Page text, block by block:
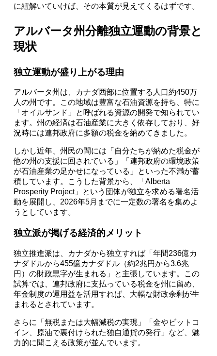
に紐解いていけば、その本質が見えてくるはずです。
アルバータ州分離独立運動の背景と
現状
独立運動が盛り上がる理由
アルバータ州は、カナダ西部に位置する人口約450万
人の州です。この地域は豊富な石油資源を持ち、特に
「オイルサンド」と呼ばれる資源の開発で知られてい
ます。州の経済は石油産業に大きく依存しており、好
況時には連邦政府に多額の税金を納めてきました。
しかし近年、州民の間には「自分たちが納めた税金が
他の州の支援に回されている」「連邦政府の環境政策
が石油産業の足かせになっている」といった不満が蓄
積しています。こうした背景から、「Alberta
Prosperity Project」という団体が独立を求める署名活
動を展開し、2026年5月までに一定数の署名を集めよ
うとしています。
独立派が掲げる経済的メリット
独立推進派は、カナダから独立すれば「年間236億カ
ナダドルから455億カナダドル（約2兆円から3.6兆
円）の財政黒字が生まれる」と主張しています。この
試算では、連邦政府に支払っている税金を州に留め、
年金制度の運用益を活用すれば、大幅な財政余剰が生
まれるとされています。
さらに「無税または大幅減税の実現」「金やビットコ
イン、原油で裏付けられた独自通貨の発行」など、魅
力的に聞こえる政策が並んでいます。